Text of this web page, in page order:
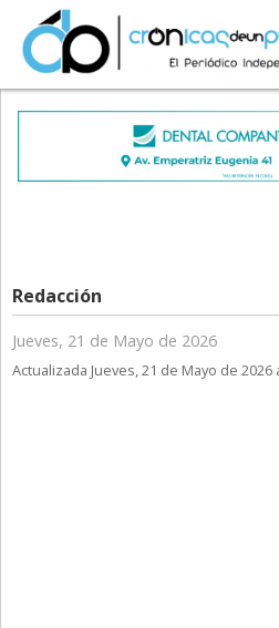
Redacción
Jueves, 21 de Mayo de 2026
Actualizada Jueves, 21 de Mayo de 2026